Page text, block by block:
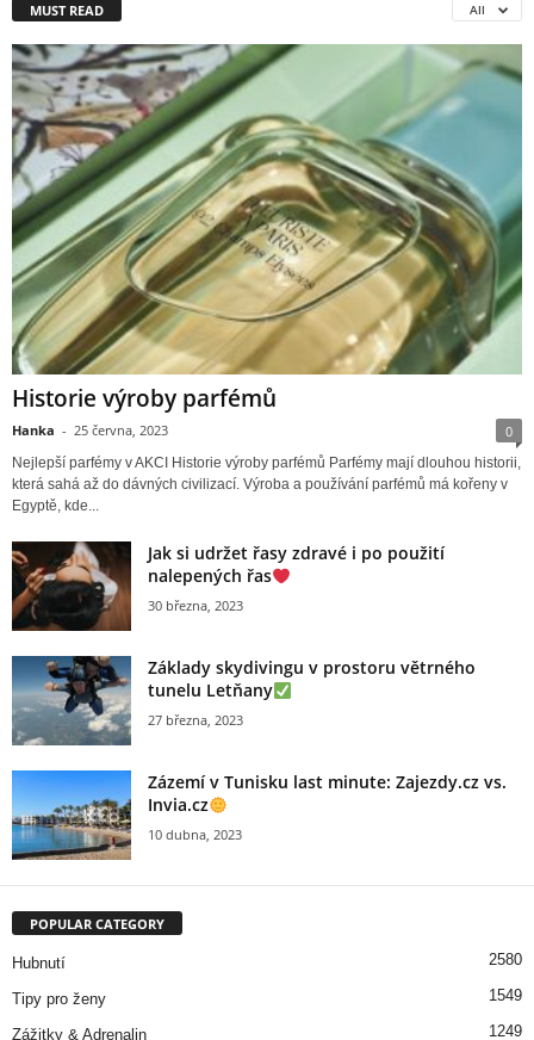
MUST READ All
Historie výroby parfémů
Hanka - 25 června, 2023 0
Nejlepší parfémy v AKCI Historie výroby parfémů Parfémy mají dlouhou historii,
která sahá až do dávných civilizací. Výroba a používání parfémů má kořeny v
Egyptě, kde...
Jak si udržet řasy zdravé i po použití
nalepených řas
30 března, 2023
Základy skydivingu v prostoru větrného
tunelu Letňany
27 března, 2023
Zázemí v Tunisku last minute: Zajezdy.cz vs.
Invia.cz
10 dubna, 2023
POPULAR CATEGORY
Hubnutí 2580
Tipy pro ženy 1549
Zážitky & Adrenalin 1249